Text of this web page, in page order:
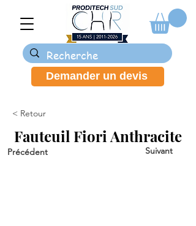
Demander un devis
< Retour
Fauteuil Fiori Anthracite
Précédent Suivant